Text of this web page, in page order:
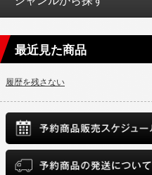
最近見た商品
履歴を残さない